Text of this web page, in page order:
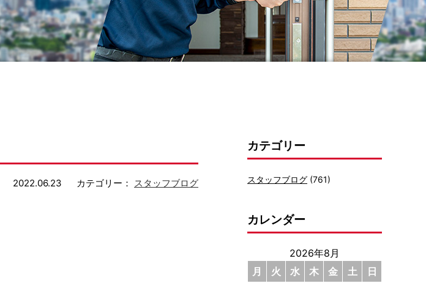
2022.06.23 カテゴリー： スタッフブログ
カテゴリー
スタッフブログ (761)
カレンダー
2026年8月
月
火 水 木 金 土
日